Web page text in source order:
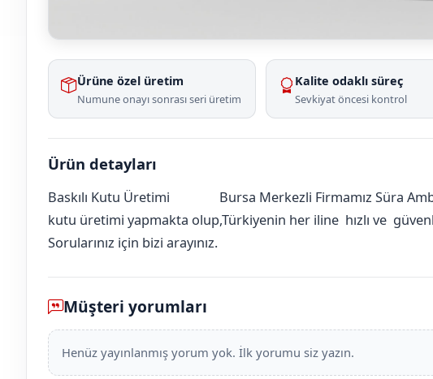
Ürüne özel üretim
Numune onayı sonrası seri üretim
Kalite odaklı süreç
Sevkiyat öncesi kontrol
Ürün detayları
Baskılı Kutu Üretimi
Bursa Merkezli Firmamız Süra
kutu üretimi yapmakta olup,Türkiyenin her iline hızlı ve
Sorularınız için bizi arayınız.
Müşteri yorumları
Henüz yayınlanmış yorum yok. İlk yorumu siz yazın.